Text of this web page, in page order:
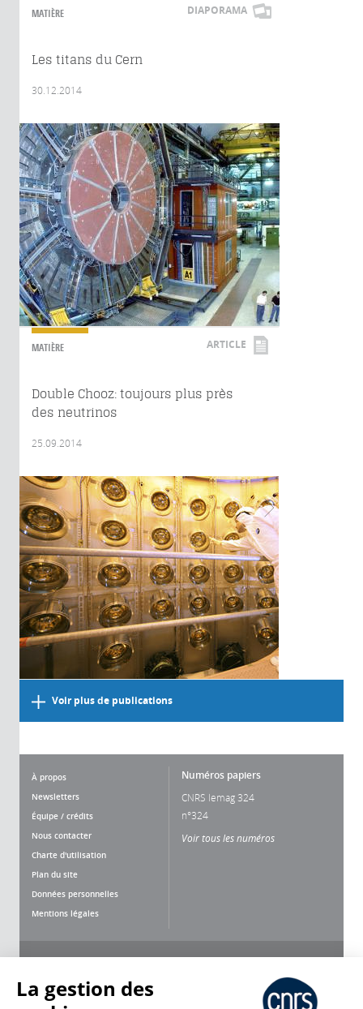
MATIÈRE DIAPORAMA
Les titans du Cern
30.12.2014
MATIÈRE ARTICLE
Double Chooz: toujours plus près
des neutrinos
25.09.2014
Voir plus de publications
À propos
Newsletters
Équipe / crédits
Nous contacter
Charte d'utilisation
Plan du site
Données personnelles
Mentions légales
Numéros papiers
CNRS lemag 324
n°324
Voir tous les numéros
La gestion des